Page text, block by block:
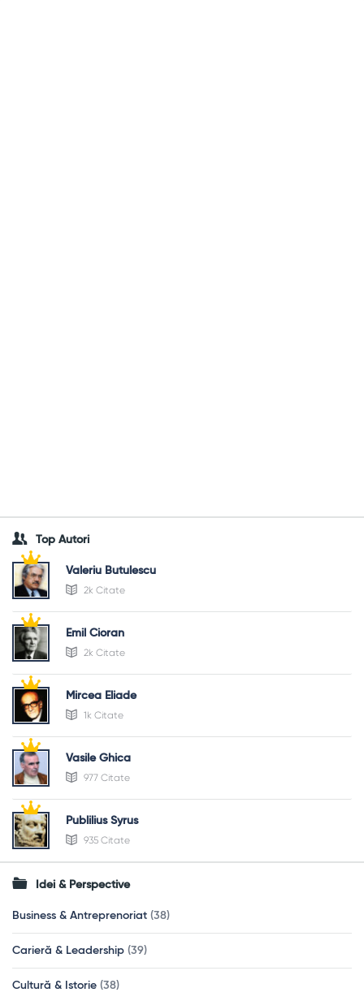
Top Autori
Valeriu Butulescu
2k Citate
Emil Cioran
2k Citate
Mircea Eliade
1k Citate
Vasile Ghica
977 Citate
Publilius Syrus
935 Citate
Idei & Perspective
Business & Antreprenoriat (38)
Carieră & Leadership (39)
Cultură & Istorie (38)